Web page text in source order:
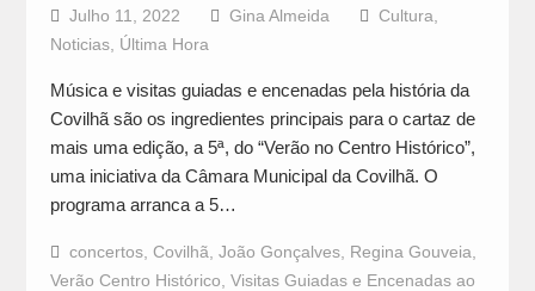
Julho 11, 2022 Gina Almeida Cultura
Noticias, Última Hora
Música e visitas guiadas e encenadas pela história da
Covilhã são os ingredientes principais para o cartaz de
mais uma edição, a 5ª, do “Verão no Centro Histórico”,
uma iniciativa da Câmara Municipal da Covilhã. O
programa arranca a 5…
concertos, Covilhã João Gonçalves, Regina Gouveia
Verão Centro Histórico Visitas Guiadas e Encenadas ao